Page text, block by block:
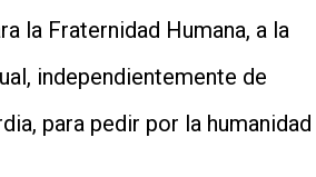
la Fraternidad Humana, a la
independientemente de
para pedir por la humanidad